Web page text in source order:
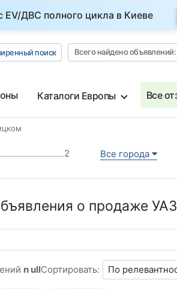
EV/ДВС полного цикла в Киеве
поиск Всего найдено объявлений:
Каталоги Европы Все
2 Все города
о продаже
n ullСортировать: